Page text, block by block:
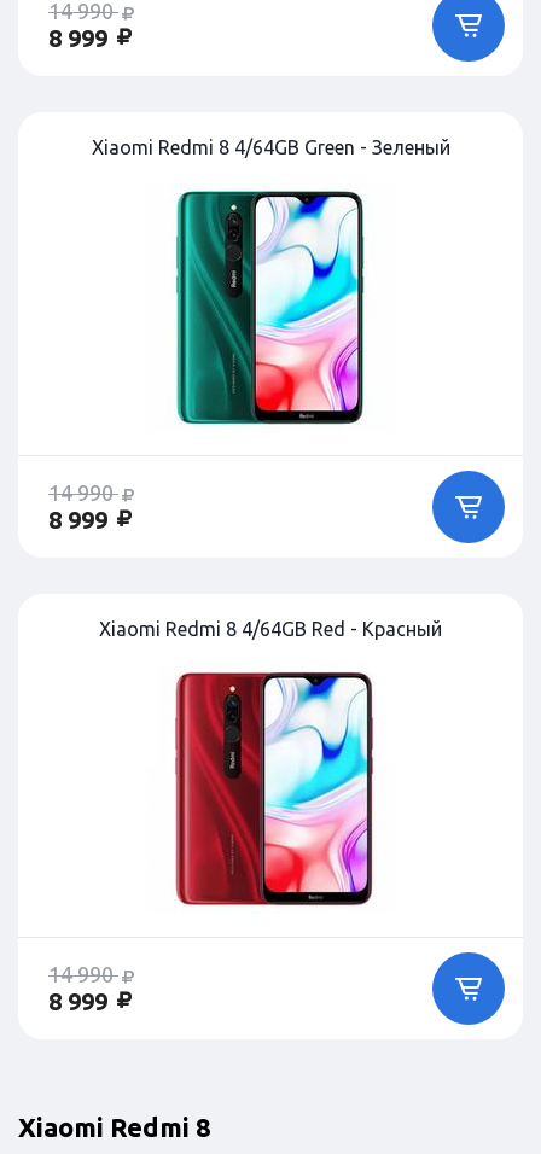
14 990
8 999
Xiaomi Redmi 8 4/64GB Green - Зеленый
14 990
8 999
Xiaomi Redmi 8 4/64GB Red - Красный
14 990
8 999
Xiaomi Redmi 8